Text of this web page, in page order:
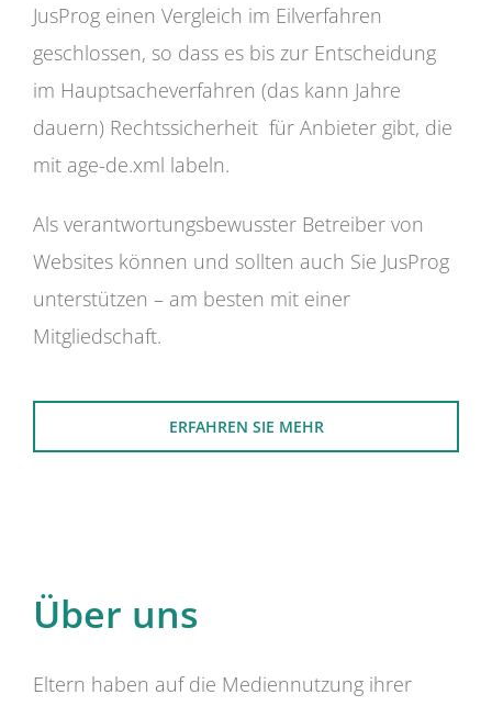
JusProg einen Vergleich im Eilverfahren
geschlossen, so dass es bis zur Entscheidung
im Hauptsacheverfahren (das kann Jahre
dauern) Rechtssicherheit für Anbieter gibt, die
mit age-de.xml labeln.
Als verantwortungsbewusster Betreiber von
Websites können und sollten auch Sie JusProg
unterstützen – am besten mit einer
Mitgliedschaft.
ERFAHREN SIE MEHR
Über uns
Eltern haben auf die Mediennutzung ihrer